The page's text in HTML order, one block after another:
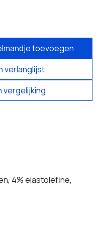
toevoegen
vergelijking
verlanglijst
4% elastolefine,